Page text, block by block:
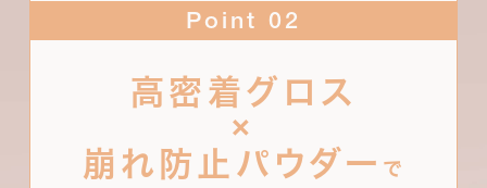
Point 02
高密着グロス
×
崩れ防止パウダー で
肌にぴったりとフィットし続ける高密
着グロスに、皮脂吸着パウダーと撥水